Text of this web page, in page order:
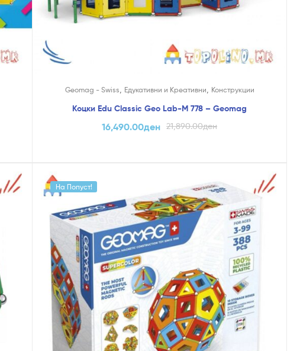
Geomag - Swiss Едукативни и Креативни Конструкции
Коцки Edu Classic Geo Lab-M 778 – Geomag
21,890.00ден
16,490.00ден
На Попуст!